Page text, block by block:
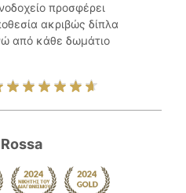
προσφέρει
ακριβώς δίπλα
από κάθε δωμάτιο